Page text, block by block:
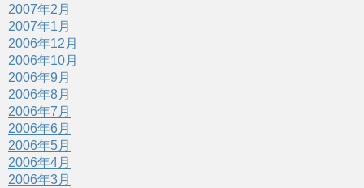
2007年2月
2007年1月
2006年12月
2006年10月
2006年9月
2006年8月
2006年7月
2006年6月
2006年5月
2006年4月
2006年3月